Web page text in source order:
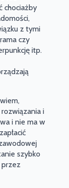
chociażby
z tymi
czy
itp.
i
i nie ma w
szybko
przez